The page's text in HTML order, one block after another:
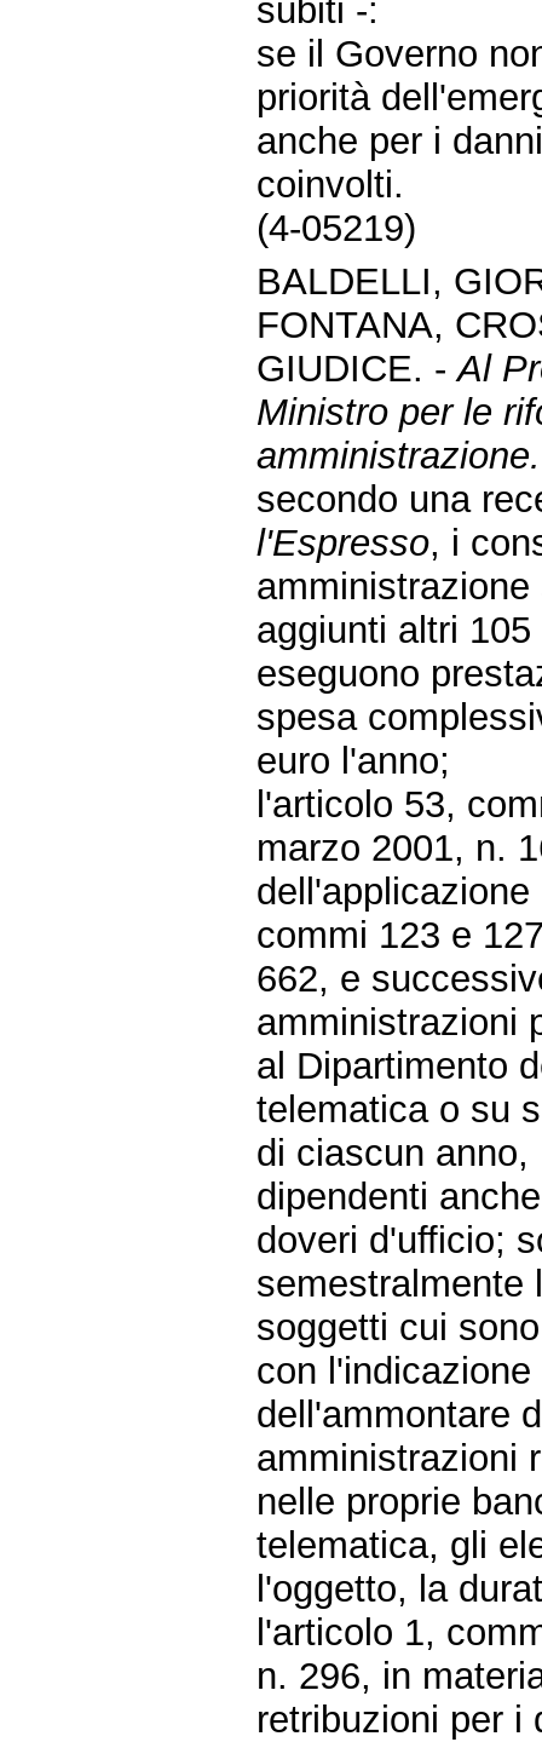
subiti -:
se il Governo
priorità
anche per i
coinvolti.
(4-05219)
BALDELLI,
FONTANA,
GIUDICE. -Al
Ministro per le
secondo una
l'Espresso, i
aggiunti altri
eseguono
spesa
euro l'anno;
l'articolo 53,
marzo 2001, n.
commi 123 e
662, e
amministrazioni
al Dipartimento
telematica o su
di ciascun
dipendenti
doveri d'ufficio;
semestralmente
soggetti cui
con
dell'ammontare
amministrazioni
nelle proprie
telematica, gli
l'oggetto, la
l'articolo 1,
n. 296, in
retribuzioni per i